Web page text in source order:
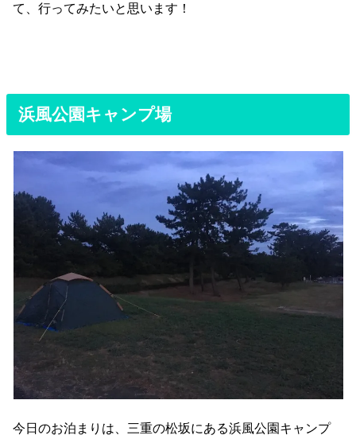
て、行ってみたいと思います！
浜風公園キャンプ場
今日のお泊まりは、三重の松坂にある浜風公園キャンプ